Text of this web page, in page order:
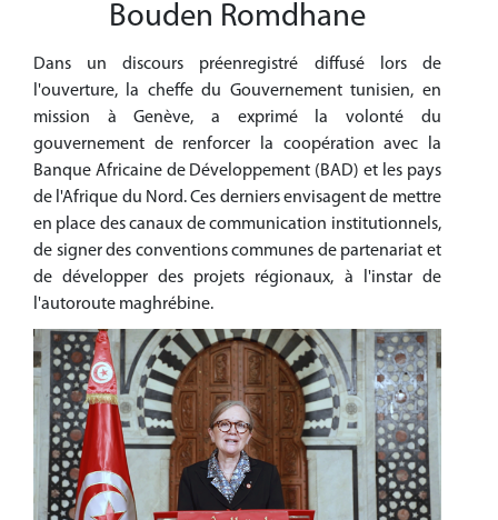
Bouden Romdhane
Dans un discours préenregistré diffusé lors de
l'ouverture, la cheffe du Gouvernement tunisien, en
mission à Genève, a exprimé la volonté du
gouvernement de renforcer la coopération avec la
Banque Africaine de Développement (BAD) et les pays
de l'Afrique du Nord. Ces derniers envisagent de mettre
en place des canaux de communication institutionnels,
de signer des conventions communes de partenariat et
de développer des projets régionaux, à l'instar de
l'autoroute maghrébine.